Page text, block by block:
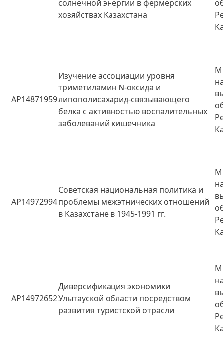
солнечной энергии в фермерских
хозяйствах Казахстана
AP14871959
Изучение ассоциации уровня
триметиламин N-оксида и
липополисахарид-связывающего
белка с активностью воспалительных
заболеваний кишечника
AP14972994
Советская национальная политика и
проблемы межэтнических отношений
в Казахстане в 1945-1991 гг.
AP14972652
Диверсификация экономики
Улытауской области посредством
развития туристской отрасли